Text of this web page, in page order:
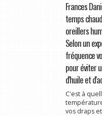
Frances
temps
oreillers
Selon un
fréquence
pour éviter
d'huile et
C'est à
vos draps et